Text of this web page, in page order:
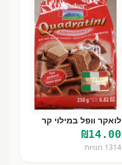
לואקר וופל במילוי קר
₪14.00
1314 חנויות